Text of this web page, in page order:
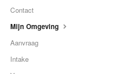
Contact
Mijn Omgeving
Aanvraag
Intake